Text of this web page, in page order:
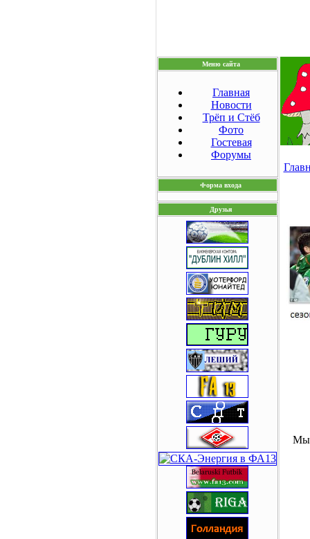
Меню сайта
Главная
Новости
Трёп и Стёб
Фото
Гостевая
Форумы
Форма входа
Друзья
Мы